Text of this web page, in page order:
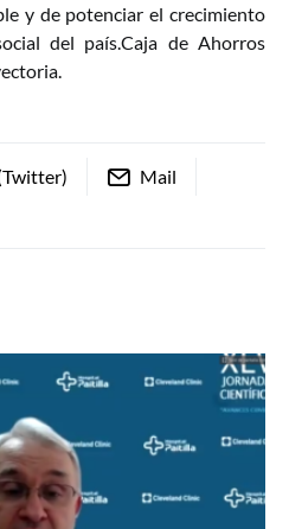
y de potenciar el crecimiento
del país.Caja de Ahorros
Mail